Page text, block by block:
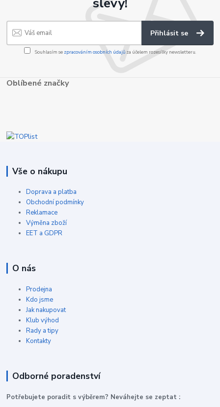
Přihlásit se
Souhlasím se zpracováním osobních údajůza účelem rozesílky newsletteru.
Oblíbené značky
Vše o nákupu
Doprava a platba
Obchodní podmínky
Reklamace
Výměna zboží
EET a GDPR
O nás
Prodejna
Kdo jsme
Jak nakupovat
Klub výhod
Rady a tipy
Kontakty
Odborné poradenství
Potřebujete poradit s výběrem? Neváhejte se zeptat :